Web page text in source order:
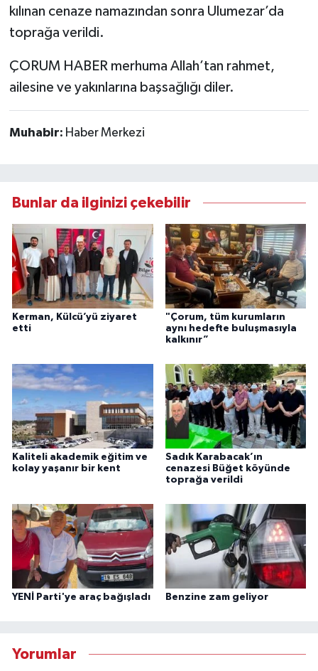
kılınan cenaze namazından sonra Ulumezar’da
toprağa verildi.
ÇORUM HABER merhuma Allah’tan rahmet,
ailesine ve yakınlarına başsağlığı diler.
Muhabir: Haber Merkezi
Bunlar da ilginizi çekebilir
Kerman, Külcü’yü ziyaret
etti
"Çorum, tüm kurumların
aynı hedefte buluşmasıyla
kalkınır”
Kaliteli akademik eğitim ve
kolay yaşanır bir kent
Sadık Karabacak’ın
cenazesi Büğet köyünde
toprağa verildi
YENİ Parti'ye araç bağışladı Benzine zam geliyor
Yorumlar